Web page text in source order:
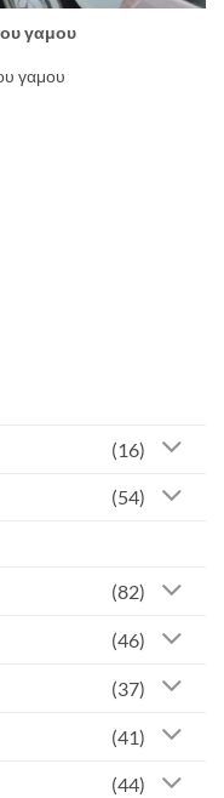
γαμου
γαμου
(16)
(54)
(82)
(46)
(37)
(41)
(44)